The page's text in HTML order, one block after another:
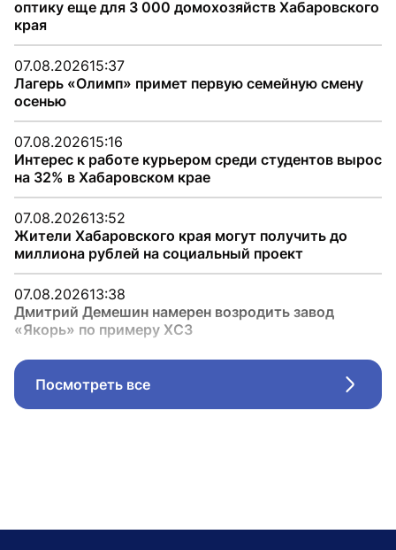
оптику еще для 3 000 домохозяйств Хабаровского
края
07.08.202615:37
Лагерь «Олимп» примет первую семейную смену
осенью
07.08.202615:16
Интерес к работе курьером среди студентов вырос
на 32% в Хабаровском крае
07.08.202613:52
Жители Хабаровского края могут получить до
миллиона рублей на социальный проект
07.08.202613:38
Дмитрий Демешин намерен возродить завод
«Якорь» по примеру ХСЗ
Посмотреть все